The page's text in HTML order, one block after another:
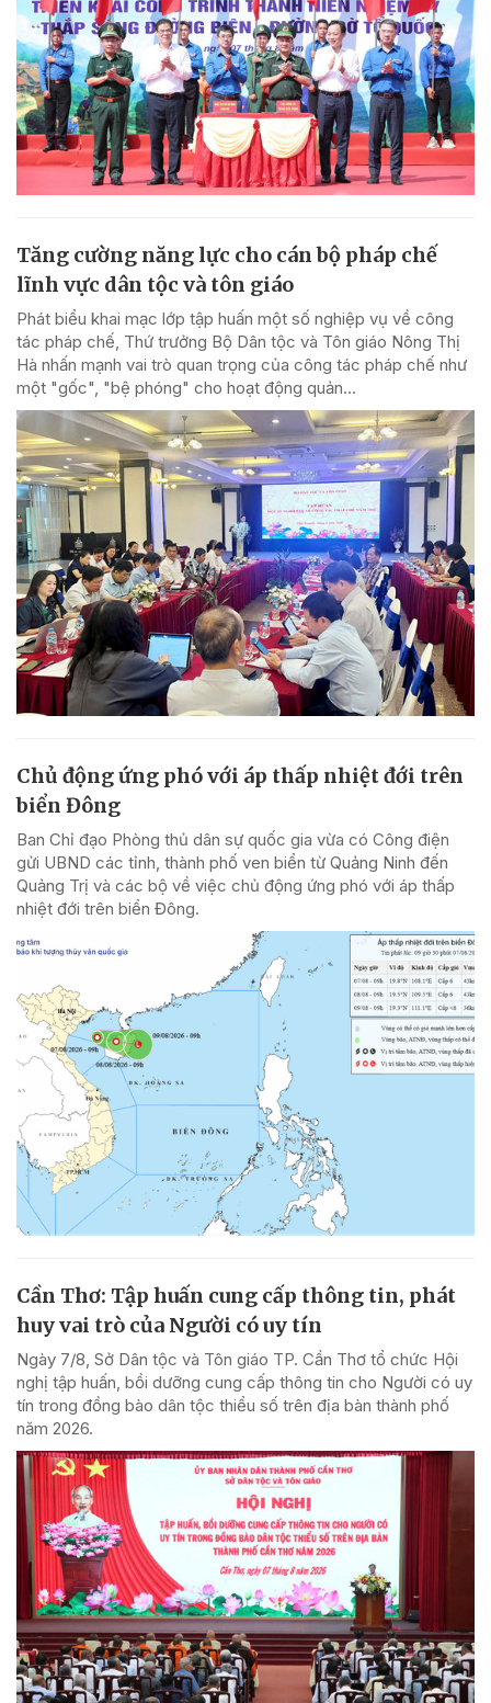
Tăng cường năng lực cho cán bộ pháp chế
lĩnh vực dân tộc và tôn giáo
Phát biểu khai mạc lớp tập huấn một số nghiệp vụ về công
tác pháp chế, Thứ trưởng Bộ Dân tộc và Tôn giáo Nông Thị
Hà nhấn mạnh vai trò quan trọng của công tác pháp chế như
một "gốc", "bệ phóng" cho hoạt động quản...
Chủ động ứng phó với áp thấp nhiệt đới trên
biển Đông
Ban Chỉ đạo Phòng thủ dân sự quốc gia vừa có Công điện
gửi UBND các tỉnh, thành phố ven biển từ Quảng Ninh đến
Quảng Trị và các bộ về việc chủ động ứng phó với áp thấp
nhiệt đới trên biển Đông.
Cần Thơ: Tập huấn cung cấp thông tin, phát
huy vai trò của Người có uy tín
Ngày 7/8, Sở Dân tộc và Tôn giáo TP. Cần Thơ tổ chức Hội
nghị tập huấn, bồi dưỡng cung cấp thông tin cho Người có uy
tín trong đồng bào dân tộc thiểu số trên địa bàn thành phố
năm 2026.